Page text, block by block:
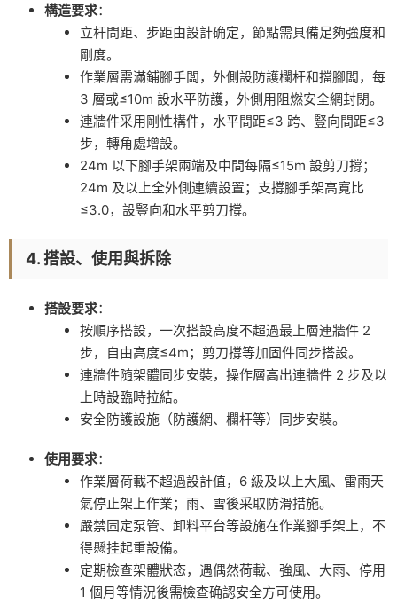
構造要求：
立杆間距、步距由設計确定，節點需具備足夠強度和
剛度。
作業層需滿鋪腳手闆，外側設防護欄杆和擋腳闆，每
3 層或≤10m 設水平防護，外側用阻燃安全網封閉。
連牆件采用剛性構件，水平間距≤3 跨、豎向間距≤3
步，轉角處增設。
24m 以下腳手架兩端及中間每隔≤15m 設剪刀撐；
24m 及以上全外側連續設置；支撐腳手架高寬比
≤3.0，設豎向和水平剪刀撐。
4. 搭設、使用與拆除
搭設要求：
按順序搭設，一次搭設高度不超過最上層連牆件 2
步，自由高度≤4m；剪刀撐等加固件同步搭設。
連牆件随架體同步安裝，操作層高出連牆件 2 步及以
上時設臨時拉結。
安全防護設施（防護網、欄杆等）同步安裝。
使用要求：
作業層荷載不超過設計值，6 級及以上大風、雷雨天
氣停止架上作業；雨、雪後采取防滑措施。
嚴禁固定泵管、卸料平台等設施在作業腳手架上，不
得懸挂起重設備。
定期檢查架體狀态，遇偶然荷載、強風、大雨、停用
1 個月等情況後需檢查确認安全方可使用。